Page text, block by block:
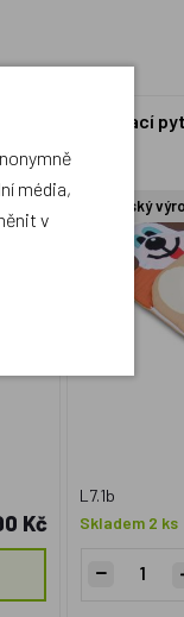
Kč
Spací
Český
L7.1b
Skladem 2 ks
média,
v